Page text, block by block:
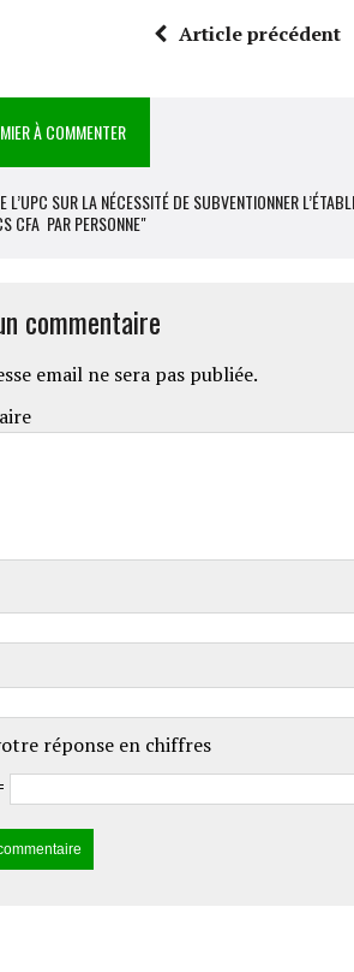
Article précédent
À COMMENTER
L’UPC SUR LA NÉCESSITÉ DE SUBVENTIONNER
CFA PAR PERSONNE"
commentaire
email ne sera pas publiée.
réponse en chiffres